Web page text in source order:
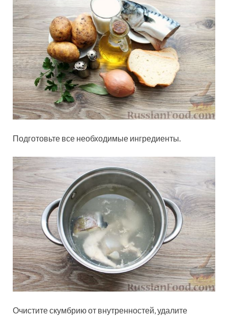
Подготовьте все необходимые ингредиенты.
Очистите скумбрию от внутренностей, удалите